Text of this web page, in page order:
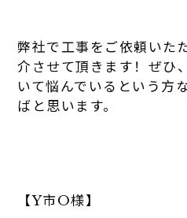
弊社で工事をご依頼いた
介させて頂きます！ぜひ
いて悩んでいるという方
ばと思います。
【Y市O様】